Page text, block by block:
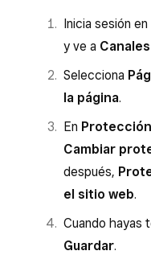
Inicia sesión
y ve a
Selecciona
la página.
En
Cambiar
después,
el sitio web.
Cuando hayas
Guardar.